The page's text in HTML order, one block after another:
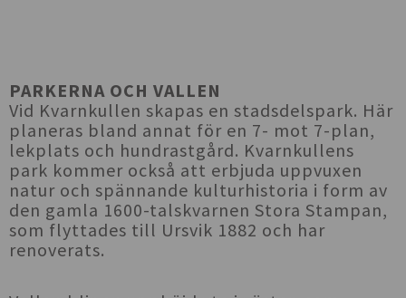
PARKERNA OCH VALLEN
Vid Kvarnkullen skapas en stadsdelspark. Här
planeras bland annat för en 7- mot 7-plan,
lekplats och hundrastgård. Kvarnkullens
park kommer också att erbjuda uppvuxen
natur och spännande kulturhistoria i form av
den gamla 1600-talskvarnen Stora Stampan,
som flyttades till Ursvik 1882 och har
renoverats.